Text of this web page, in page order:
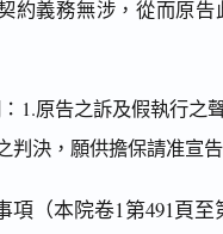
約義務無涉，從而原
1.原告之訴及假執行之
判決，願供擔保請准宣
項（本院卷1第491頁至